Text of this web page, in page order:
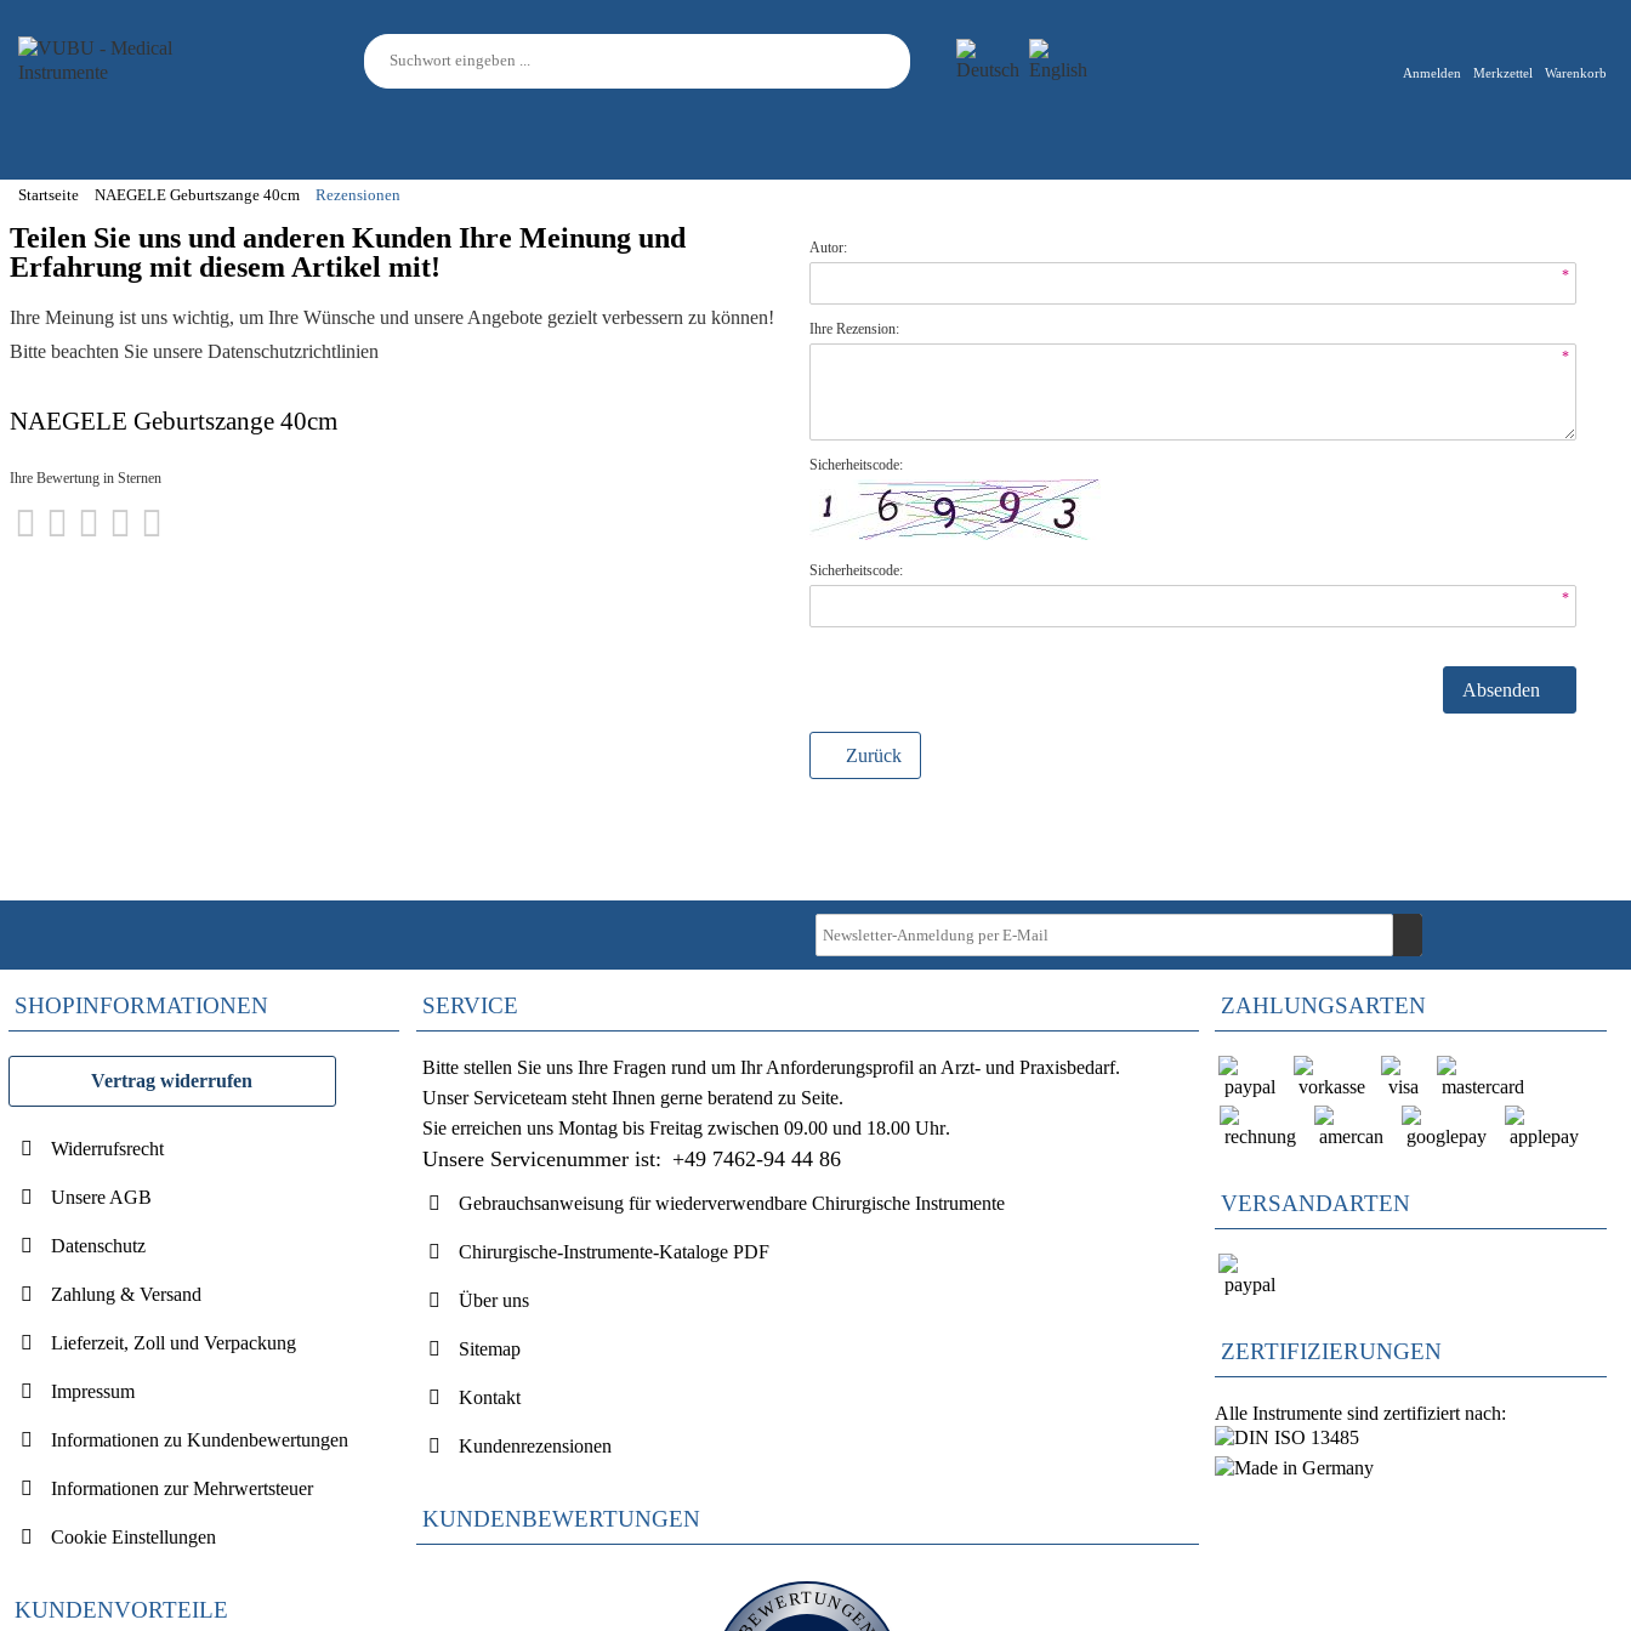
Anmelden Merkzettel Warenkorb
Startseite NAEGELE Geburtszange 40cm Rezensionen
Teilen Sie uns und anderen Kunden Ihre Meinung und
Erfahrung mit diesem Artikel mit!
Ihre Meinung ist uns wichtig, um Ihre Wünsche und unsere Angebote gezielt verbessern zu können!
Bitte beachten Sie unsere Datenschutzrichtlinien
NAEGELE Geburtszange 40cm
Ihre Bewertung in Sternen
Autor:
*
Ihre Rezension:
*
Sicherheitscode:
Sicherheitscode:
*
Absenden
Zurück
SHOPINFORMATIONEN
Vertrag widerrufen
Widerrufsrecht
Unsere AGB
Datenschutz
Zahlung & Versand
Lieferzeit, Zoll und Verpackung
Impressum
Informationen zu Kundenbewertungen
Informationen zur Mehrwertsteuer
Cookie Einstellungen
KUNDENVORTEILE
SERVICE
Bitte stellen Sie uns Ihre Fragen rund um Ihr Anforderungsprofil an Arzt- und Praxisbedarf.
Unser Serviceteam steht Ihnen gerne beratend zu Seite.
Sie erreichen uns Montag bis Freitag zwischen 09.00 und 18.00 Uhr.
Unsere Servicenummer ist: +49 7462-94 44 86
Gebrauchsanweisung für wiederverwendbare Chirurgische Instrumente
Chirurgische-Instrumente-Kataloge PDF
Über uns
Sitemap
Kontakt
Kundenrezensionen
KUNDENBEWERTUNGEN
BEWERTUNGEN
ZAHLUNGSARTEN
VERSANDARTEN
ZERTIFIZIERUNGEN
Alle Instrumente sind zertifiziert nach: